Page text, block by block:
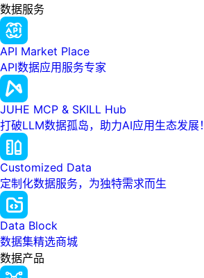
数据服务
API Market Place
API数据应用服务专家
JUHE MCP & SKILL Hub
打破LLM数据孤岛，助力AI应用生态发展！
Customized Data
定制化数据服务，为独特需求而生
Data Block
数据集精选商城
数据产品